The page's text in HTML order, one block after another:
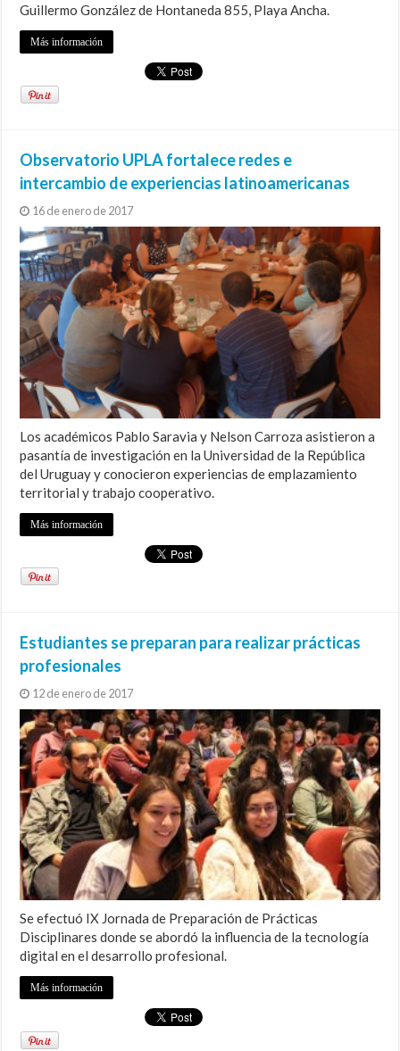
Guillermo González de Hontaneda 855, Playa Ancha.
Más información
Observatorio UPLA fortalece redes e
intercambio de experiencias latinoamericanas
16 de enero de 2017
Los académicos Pablo Saravia y Nelson Carroza asistieron a
pasantía de investigación en la Universidad de la República
del Uruguay y conocieron experiencias de emplazamiento
territorial y trabajo cooperativo.
Más información
Estudiantes se preparan para realizar prácticas
profesionales
12 de enero de 2017
Se efectuó IX Jornada de Preparación de Prácticas
Disciplinares donde se abordó la influencia de la tecnología
digital en el desarrollo profesional.
Más información